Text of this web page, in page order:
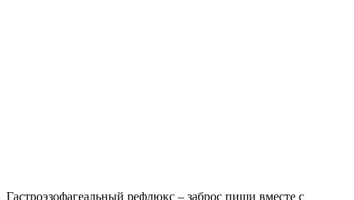
Гастроэзофагеальный рефлюкс – заброс пищи вместе с